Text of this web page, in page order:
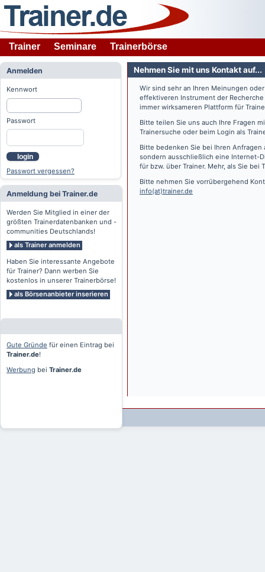
Trainer Seminare Trainerbörse
Anmelden
Kennwort
Passwort
login
Passwort vergessen?
Anmeldung bei Trainer.de
Werden Sie Mitglied in einer der
größten Trainerdatenbanken und -
communities Deutschlands!
als Trainer anmelden
Haben Sie interessante Angebote
für Trainer? Dann werben Sie
kostenlos in unserer Trainerbörse!
als Börsenanbieter inserieren
Gute Gründe für einen Eintrag bei
Trainer.de!
Werbung bei Trainer.de
Nehmen Sie mit uns Kontakt auf...
Wir sind sehr an Ihren Meinungen
effektiveren Instrument der
immer wirksameren Plattform für
Bitte teilen Sie uns auch Ihre Fragen
Trainersuche oder beim Login als
Bitte bedenken Sie bei Ihren
sondern ausschließlich eine Internet-
für bzw. über Trainer. Mehr, als Sie bei
Bitte nehmen Sie vorrübergehend
info(at)trainer.de